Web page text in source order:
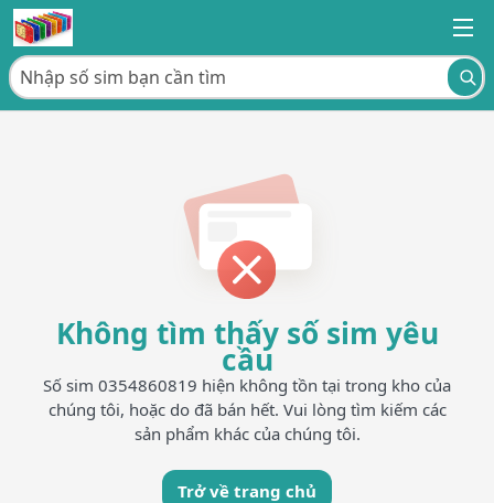
Không tìm thấy số sim yêu
cầu
Số sim 0354860819 hiện không tồn tại trong kho của
chúng tôi, hoặc do đã bán hết. Vui lòng tìm kiếm các
sản phẩm khác của chúng tôi.
Trở về trang chủ